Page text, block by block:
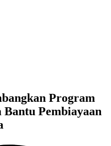
Program
Bantu Pembiayaan